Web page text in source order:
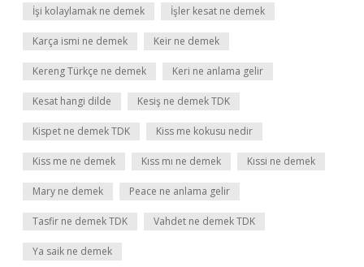
İşi kolaylamak ne demek İşler kesat ne demek
Karça ismi ne demek Keir ne demek
Kereng Türkçe ne demek Keri ne anlama gelir
Kesat hangi dilde Kesiş ne demek TDK
Kispet ne demek TDK Kiss me kokusu nedir
Kiss me ne demek Kıss mı ne demek Kıssi ne demek
Mary ne demek Peace ne anlama gelir
Tasfir ne demek TDK Vahdet ne demek TDK
Ya saik ne demek